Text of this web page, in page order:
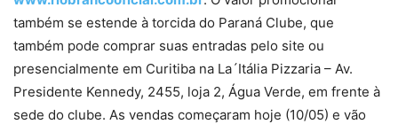
também se estende à torcida do Paraná Clube, que
também pode comprar suas entradas pelo site ou
presencialmente em Curitiba na La´Itália Pizzaria – Av.
Presidente Kennedy, 2455, loja 2, Água Verde, em frente à
sede do clube. As vendas começaram hoje (10/05) e vão